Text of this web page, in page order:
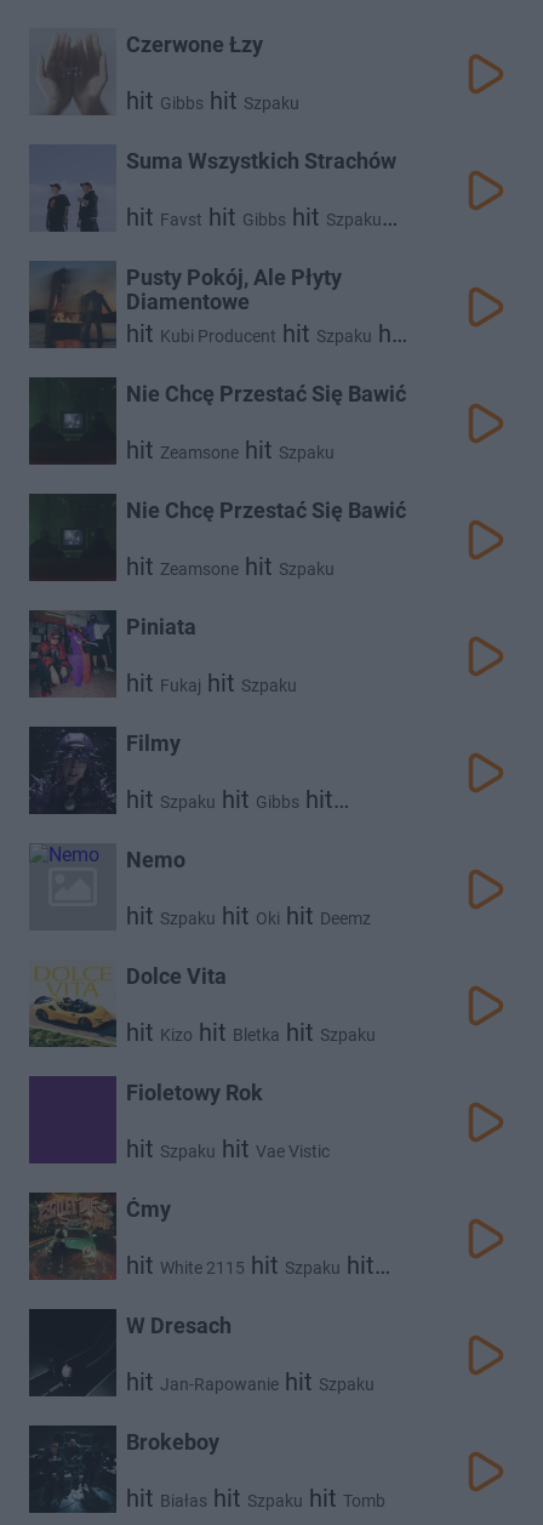
Czerwone Łzy
hit Gibbs hit Szpaku
Suma Wszystkich Strachów
hit Favst hit Gibbs hit Szpaku
Pusty Pokój, Ale Płyty
Diamentowe
hit Kubi Producent hit Szpaku hit
Nie Chcę Przestać Się Bawić
hit Zeamsone hit Szpaku
Nie Chcę Przestać Się Bawić
hit Zeamsone hit Szpaku
Piniata
hit Fukaj hit Szpaku
Filmy
hit Szpaku hit Gibbs hit
Nemo
hit Szpaku hit Oki hit Deemz
Dolce Vita
hit Kizo hit Bletka hit Szpaku
Fioletowy Rok
hit Szpaku hit Vae Vistic
Ćmy
hit White 2115 hit Szpaku hit
W Dresach
hit Jan-Rapowanie hit Szpaku
Brokeboy
hit Białas hit Szpaku hit Tomb